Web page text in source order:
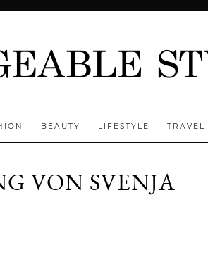
BEAUTY LIFESTYLE TRAVEL
VON SVENJA